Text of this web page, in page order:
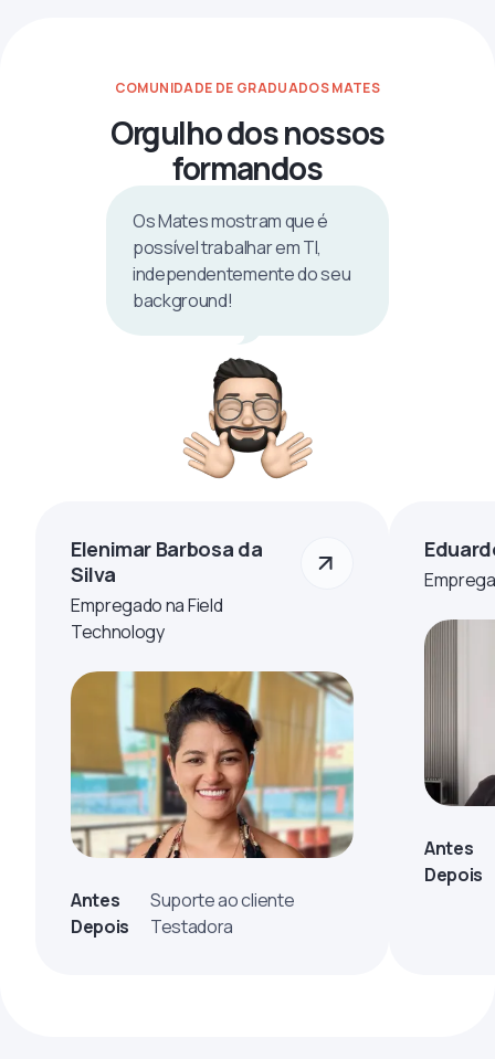
COMUNIDADE DE GRADUADOS MATES
Orgulho dos nossos
formandos
Os Mates mostram que é
possível trabalhar em TI,
independentemente do seu
background!
Elenimar Barbosa da
Silva
Empregado na Field
Technology
Antes
Suporte ao cliente
Depois
Testadora
Antes
Depois